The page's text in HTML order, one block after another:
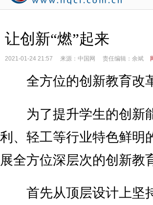
让创新“燃”起来
2021-01-24 21:57 来源：中国网 责任编辑：余斌
全方位的创新教育改
为了提升学生的创新
利、轻工等行业特色鲜明
展全方位深层次的创新教
首先从顶层设计上坚